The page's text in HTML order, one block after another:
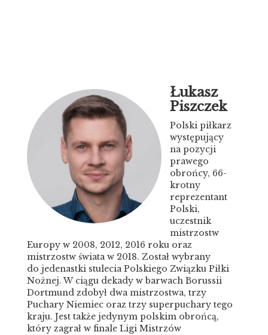
Łukasz
Piszczek
Polski piłkarz
występujący
na pozycji
prawego
obrońcy, 66-
krotny
reprezentant
Polski,
uczestnik
mistrzostw
Europy w 2008, 2012, 2016 roku oraz
mistrzostw świata w 2018. Został wybrany
do jedenastki stulecia Polskiego Związku Piłki
Nożnej. W ciągu dekady w barwach Borussii
Dortmund zdobył dwa mistrzostwa, trzy
Puchary Niemiec oraz trzy superpuchary tego
kraju. Jest także jedynym polskim obrońcą,
który zagrał w finale Ligi Mistrzów